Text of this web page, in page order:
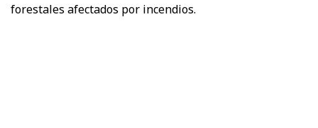
forestales afectados por incendios.